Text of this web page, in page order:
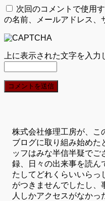
次回のコメントで使用
の名前、メールアドレス、
上に表示された文字を入力
株式会社修理工房が、こ
ブログに取り組み始めた
ッフはみな半信半疑でご
録、日々の出来事を読ん
たしてどれくらいいらっ
がつきませんでしたし、
人しかアクセスがなかっ